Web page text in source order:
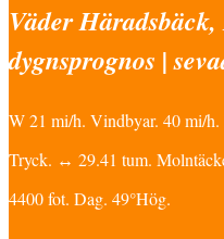
Väder
dygnsprognos |
W 21 mi/h. Vindbyar. 40 mi/
Tryck. ↔ 29.41 tum.
4400 fot. Dag. 49°Hög.